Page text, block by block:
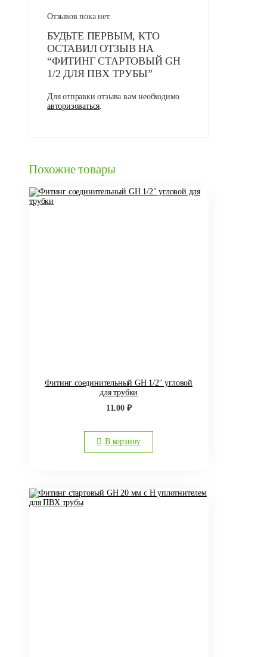
Отзывов пока нет.
БУДЬТЕ ПЕРВЫМ, КТО
ОСТАВИЛ ОТЗЫВ НА
“ФИТИНГ СТАРТОВЫЙ GH
1/2 ДЛЯ ПВХ ТРУБЫ”
Для отправки отзыва вам необходимо
авторизоваться
Похожие товары
Фитинг соединительный GH 1/2″ угловой
для трубки
11.00 ₽
В корзину